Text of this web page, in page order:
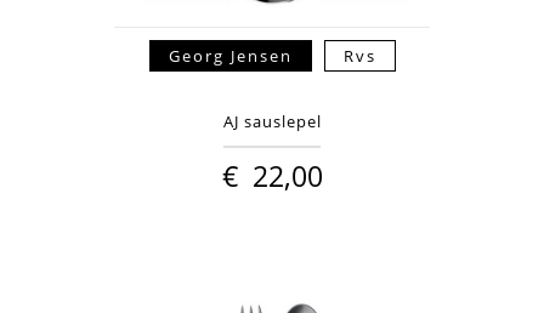
Georg Jensen Rvs
AJ sauslepel
€ 22,00